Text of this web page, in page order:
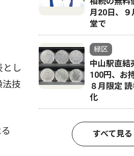
し
技
月20日、
堂で
緑区
中山駅直
100円、お
８月限定
化
すべて見る